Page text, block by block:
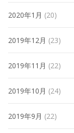
2020年1月 (20)
2019年12月 (23)
2019年11月 (22)
2019年10月 (24)
2019年9月 (22)